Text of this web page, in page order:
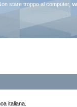
stare troppo al computer,
italiana.